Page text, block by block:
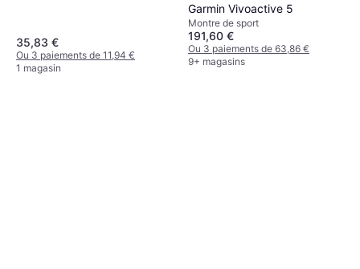
35,83 €
Ou 3 paiements de 11,94 €
1 magasin
Garmin Vivoactive 5
Montre de sport
191,60 €
Ou 3 paiements de 63,86 €
9+ magasins